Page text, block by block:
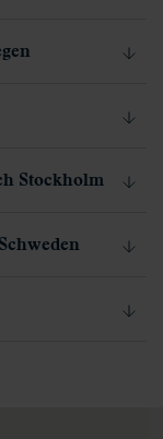
Stockholm